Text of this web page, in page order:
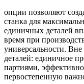
опции позволяют
станка для
единичных деталей
время при
универсальности.
деталей: единичное
партиями,
первостепенную